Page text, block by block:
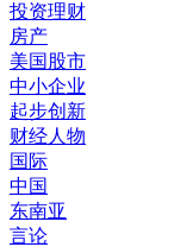
投资理财
房产
美国股市
中小企业
起步创新
财经人物
国际
中国
东南亚
言论